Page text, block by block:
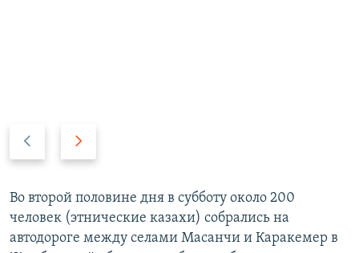
д
ы
д
д
у
ю
Во второй половине дня в субботу около 200
человек (этнические казахи) собрались на
автодороге между селами Масанчи и Каракемер в